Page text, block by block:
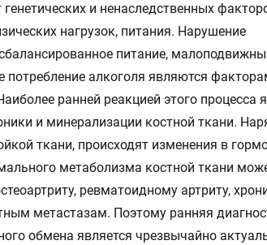
и ненаследственных
нагрузок, питания. Нарушение
питание,
потребление алкоголя являются
ранней реакцией этого процесса
и минерализации костной ткани.
ткани, происходят изменения в
метаболизма костной ткани
ревматоидному артриту,
метастазам. Поэтому ранняя
обмена является чрезвычайно